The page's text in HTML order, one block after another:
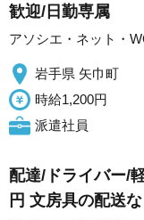
歓迎/日勤専属
アソシエ・ネット・
岩手県 矢巾町
時給1,200円
派遣社員
配達/ドライバー/
円 文房具の配送